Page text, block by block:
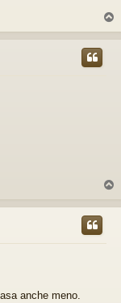
o
p
anche meno.